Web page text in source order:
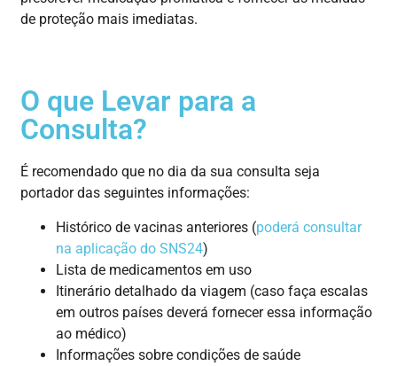
de proteção mais imediatas.
O que Levar para a
Consulta?
É recomendado que no dia da sua consulta seja
portador das seguintes informações:
Histórico de vacinas anteriores (poderá consultar
na aplicação do SNS24)
Lista de medicamentos em uso
Itinerário detalhado da viagem (caso faça escalas
em outros países deverá fornecer essa informação
ao médico)
Informações sobre condições de saúde